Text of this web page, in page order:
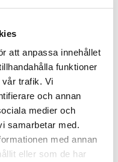
att anpassa innehållet
funktioner
trafik. Vi
och annan
medier och
samarbetar med.
med annan
eller som de har
10
m²
90
m²